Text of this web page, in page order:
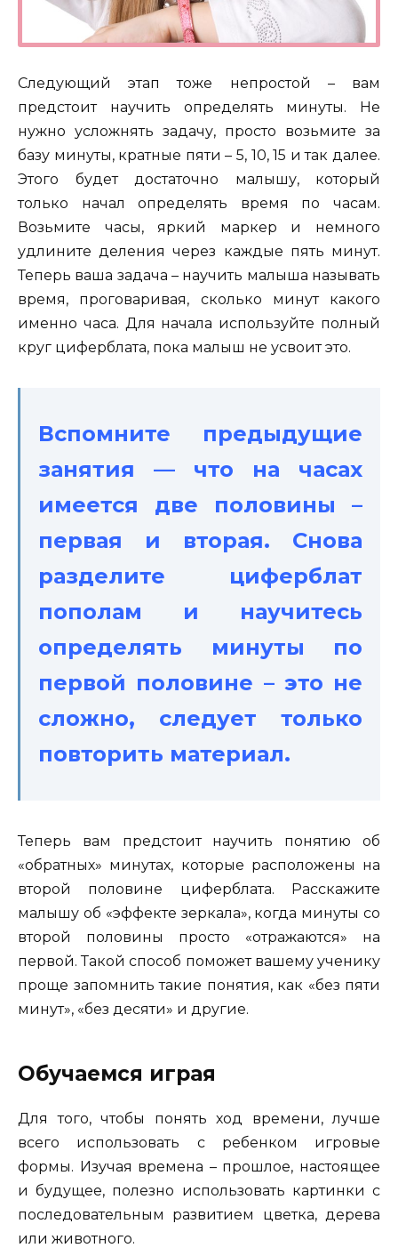
Следующий этап тоже непростой – вам
предстоит научить определять минуты. Не
нужно усложнять задачу, просто возьмите за
базу минуты, кратные пяти – 5, 10, 15 и так далее.
Этого будет достаточно малышу, который
только начал определять время по часам.
Возьмите часы, яркий маркер и немного
удлините деления через каждые пять минут.
Теперь ваша задача – научить малыша называть
время, проговаривая, сколько минут какого
именно часа. Для начала используйте полный
круг циферблата, пока малыш не усвоит это.
Вспомните предыдущие
занятия — что на часах
имеется две половины –
первая и вторая. Снова
разделите циферблат
пополам и научитесь
определять минуты по
первой половине – это не
сложно, следует только
повторить материал.
Теперь вам предстоит научить понятию об
«обратных» минутах, которые расположены на
второй половине циферблата. Расскажите
малышу об «эффекте зеркала», когда минуты со
второй половины просто «отражаются» на
первой. Такой способ поможет вашему ученику
проще запомнить такие понятия, как «без пяти
минут», «без десяти» и другие.
Обучаемся играя
Для того, чтобы понять ход времени, лучше
всего использовать с ребенком игровые
формы. Изучая времена – прошлое, настоящее
и будущее, полезно использовать картинки с
последовательным развитием цветка, дерева
или животного.